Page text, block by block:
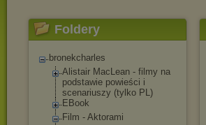
Foldery
bronekcharles
Alistair MacLean - filmy na
podstawie powieści i
scenariuszy (tylko PL)
EBook
Film - Aktorami